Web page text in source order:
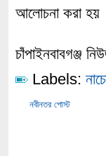
আলোচনা করা হয়
চাঁপাইনবাবগঞ্জ
Labels:
নবীনতর পোস্ট